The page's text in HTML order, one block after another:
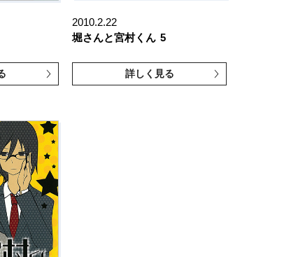
2010.2.22
堀さんと宮村くん 5
詳しく見る